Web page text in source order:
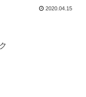
2020.04.15